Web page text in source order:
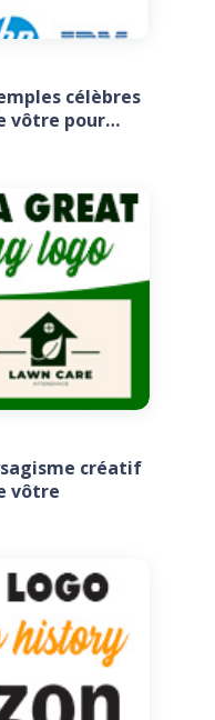
célèbres
vôtre pour
créatif
vôtre